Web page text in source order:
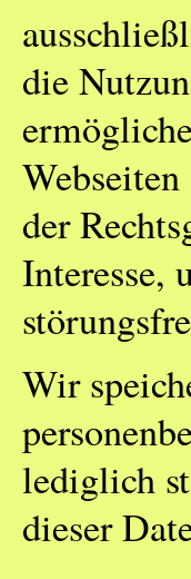
die
der
Interesse,
Wir
lediglich
dieser